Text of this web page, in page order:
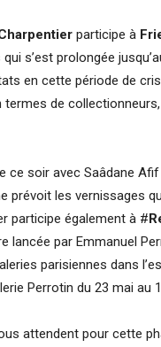
participe à
s’est prolongée
en cette période de
de
ce soir avec Saâdane
prévoit les vernissages
participe également à #
lancée par Emmanuel
parisiennes dans
Perrotin du 23 mai au
attendent pour cette